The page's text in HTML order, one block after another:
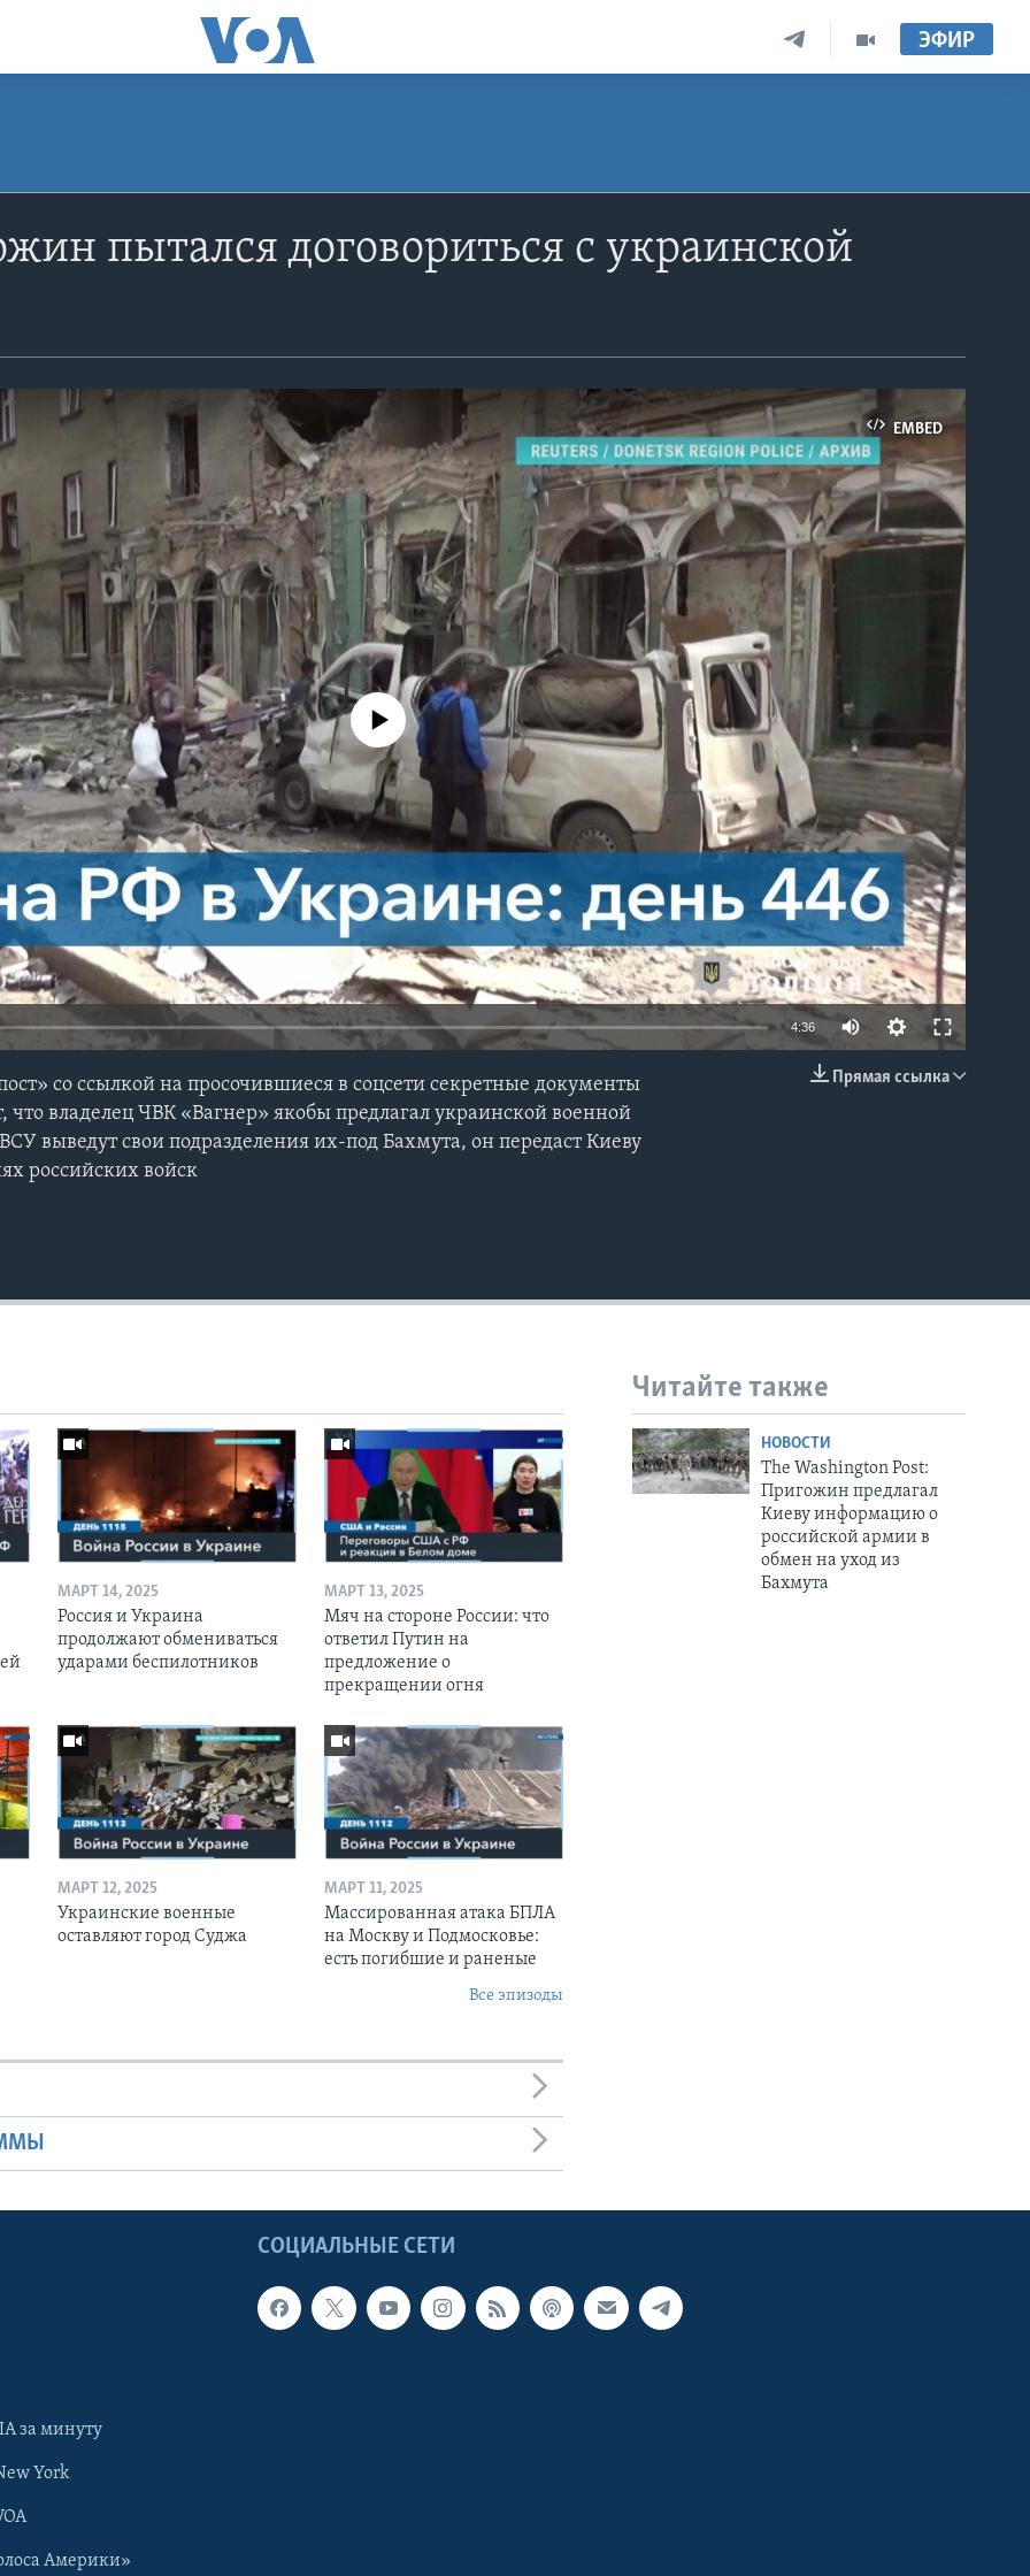
ЭФИР
пытался договориться с украинской
EMBED
No media source currently available
4:36
Прямая ссылка
со ссылкой на просочившиеся в соцcети секретные документы
что владелец ЧВК «Вагнер» якобы предлагал украинской военной
выведут свои подразделения их-под Бахмута, он передаст Киеву
российских войск
Читайте также
НОВОСТИ
The Washington Post:
Пригожин предлагал
Киеву информацию о
российской армии в
обмен на уход из
Бахмута
МАРТ 14, 2025
Россия и Украина
продолжают обмениваться
ударами беспилотников
МАРТ 13, 2025
Мяч на стороне России: что
ответил Путин на
предложение о
прекращении огня
МАРТ 12, 2025
Украинские военные
оставляют город Суджа
МАРТ 11, 2025
Массированная атака БПЛА
на Москву и Подмосковье:
есть погибшие и раненые
Все эпизоды
СОЦИАЛЬНЫЕ СЕТИ
за минуту
York
Америки»